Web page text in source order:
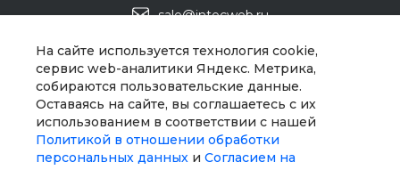
На сайте используется технология cookie,
сервис web-аналитики Яндекс. Метрика,
собираются пользовательские данные.
Оставаясь на сайте, вы соглашаетесь с их
использованием в соответствии с нашей
Политикой в отношении обработки
персональных данных и Согласием на
sale@intecweb.ru
г. Челябинск, ул.Свободы, д. 93, оф. 6